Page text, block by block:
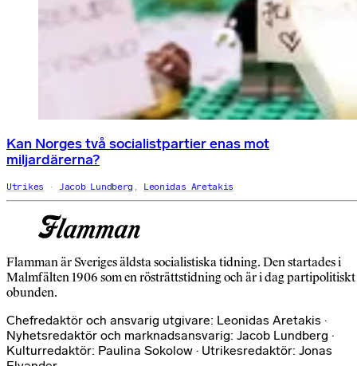
Kan Norges två socialistpartier enas mot
miljardärerna?
Utrikes Jacob Lundberg Leonidas Aretakis
Flamman är Sveriges äldsta socialistiska tidning. Den startades i
Malmfälten 1906 som en rösträttstidning och är i dag partipolitiskt
obunden.
Chefredaktör och ansvarig utgivare: Leonidas Aretakis ·
Nyhetsredaktör och marknadsansvarig: Jacob Lundberg ·
Kulturredaktör: Paulina Sokolow · Utrikesredaktör: Jonas